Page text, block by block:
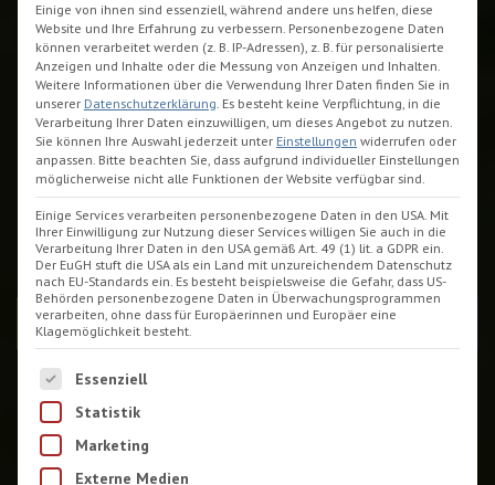
Unsere Apartments in
Tannenhausen am
Badesee.
Apartment buchen
Apartment-Kategorien
Einige von ihnen sind essenziell, während andere uns helfen, diese
Website und Ihre Erfahrung zu verbessern. Personenbezogene Daten
können verarbeitet werden (z. B. IP-Adressen), z. B. für personalisierte
Anzeigen und Inhalte oder die Messung von Anzeigen und Inhalten.
Weitere Informationen über die Verwendung Ihrer Daten finden Sie in
unserer Datenschutzerklärung Es besteht keine Verpflichtung, in die
Verarbeitung Ihrer Daten einzuwilligen, um dieses Angebot zu nutzen.
Sie können Ihre Auswahl jederzeit unter Einstellungen widerrufen oder
anpassen. Bitte beachten Sie, dass aufgrund individueller Einstellungen
möglicherweise nicht alle Funktionen der Website verfügbar sind.
Einige Services verarbeiten personenbezogene Daten in den USA. Mit
Ihrer Einwilligung zur Nutzung dieser Services willigen Sie auch in die
Verarbeitung Ihrer Daten in den USA gemäß Art. 49 (1) lit. a GDPR ein.
Der EuGH stuft die USA als ein Land mit unzureichendem Datenschutz
nach EU-Standards ein. Es besteht beispielsweise die Gefahr, dass US-
Behörden personenbezogene Daten in Überwachungsprogrammen
verarbeiten, ohne dass für Europäerinnen und Europäer eine
Klagemöglichkeit besteht.
Es folgt eine Liste der Service-Gruppen, für die eine
Essenziell
Statistik
Marketing
Externe Medien